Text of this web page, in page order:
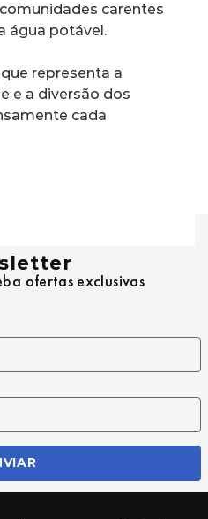
carentes
água potável.
representa a
e a diversão dos
cada
ofertas exclusivas